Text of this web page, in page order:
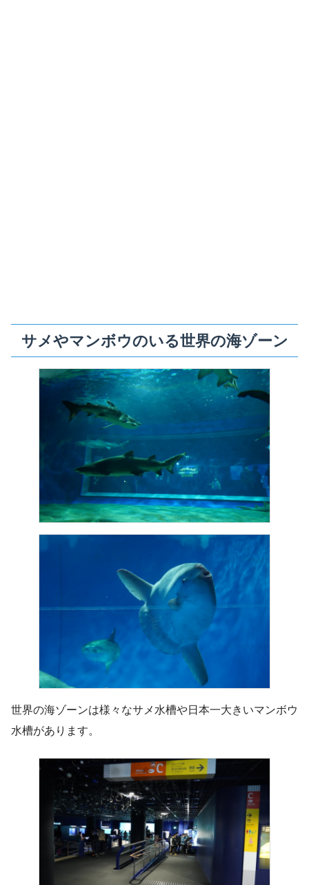
サメやマンボウのいる世界の海ゾーン
世界の海ゾーンは様々なサメ水槽や日本一大きいマンボウ
水槽があります。